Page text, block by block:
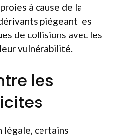
à cause de la
piégeant les
de collisions avec les
vulnérabilité.
les
légale, certains